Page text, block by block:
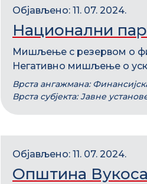
Објављено: 11. 07. 2024.
Национални
Мишљење с резервом о
Негативно мишљење о
Врста ангажмана:
Врста субјекта: Јавне
Објављено: 11. 07. 2024.
Општина